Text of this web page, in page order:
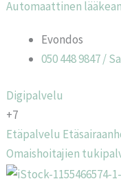
Automaattinen
Evondos
050 448 9847 /
Digipalvelu
+7
Etäpalvelu
Omaishoitajien